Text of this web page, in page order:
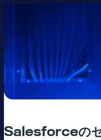
Salesforceの